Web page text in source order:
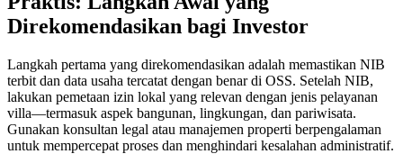
Body of Man Believed to Be Foreigner Found
Bali’s Billboards Reveal Secret – Property
Bali’s Royal Palaces Showcase Island’s
Direkomendasikan bagi Investor
Langkah pertama yang direkomendasikan adalah memastikan NIB
terbit dan data usaha tercatat dengan benar di OSS. Setelah NIB,
lakukan pemetaan izin lokal yang relevan dengan jenis pelayanan
villa—termasuk aspek bangunan, lingkungan, dan pariwisata.
Gunakan konsultan legal atau manajemen properti berpengalaman
untuk mempercepat proses dan menghindari kesalahan administratif.